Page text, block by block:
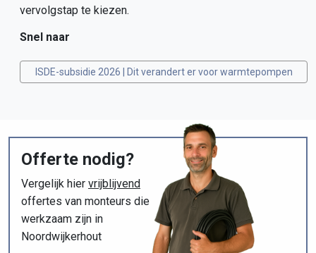
vervolgstap te kiezen.
Snel naar
ISDE-subsidie 2026 | Dit verandert er voor warmtepompen
Offerte nodig?
Vergelijk hier vrijblijvend
offertes van monteurs die
werkzaam zijn in
Noordwijkerhout